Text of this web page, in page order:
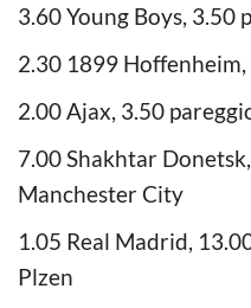
3.60 Young Boys, 3.50
2.30 1899
2.00 Ajax, 3.50
7.00 Shakhtar
Manchester City
1.05 Real Madrid,
Plzen